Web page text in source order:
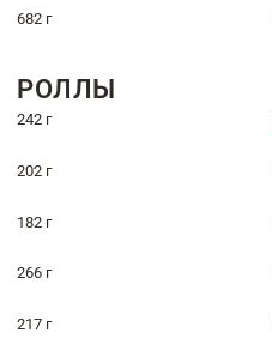
682 г
РОЛЛЫ
242 г
202 г
182 г
266 г
217 г